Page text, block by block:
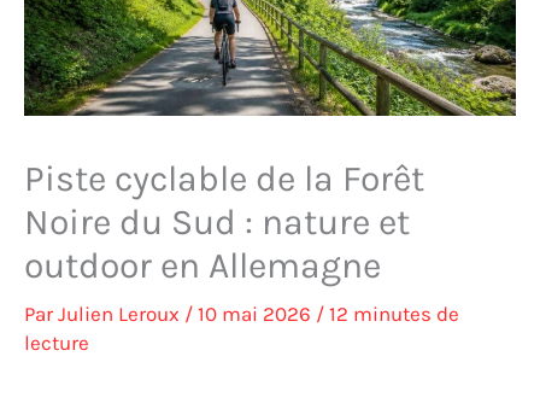
Piste cyclable de la Forêt
Noire du Sud : nature et
outdoor en Allemagne
ParJulien Leroux / 10 mai 2026 / 12 minutes de
lecture